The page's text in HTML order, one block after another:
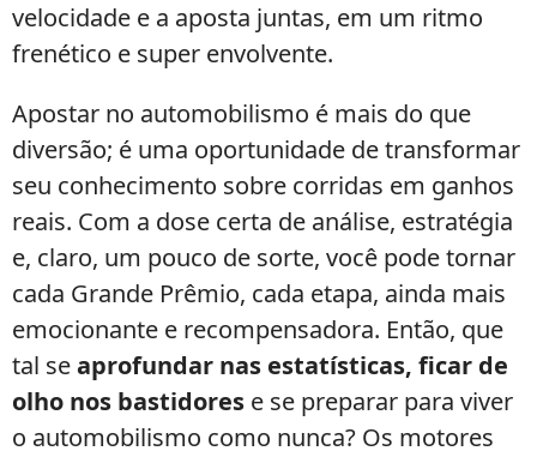
velocidade e a aposta juntas, em um ritmo
frenético e super envolvente.
Apostar no automobilismo é mais do que
diversão; é uma oportunidade de transformar
seu conhecimento sobre corridas em ganhos
reais. Com a dose certa de análise, estratégia
e, claro, um pouco de sorte, você pode tornar
cada Grande Prêmio, cada etapa, ainda mais
emocionante e recompensadora. Então, que
tal seaprofundar nas estatísticas, ficar de
olho nos bastidores e se preparar para viver
o automobilismo como nunca? Os motores